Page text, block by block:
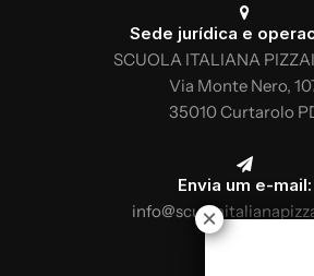
Sede jurídica e
SCUOLA ITALIANA
Via Monte Nero,
35010 Curtarolo
Envia um e-mail: